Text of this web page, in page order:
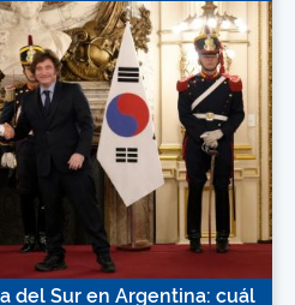
del Sur en Argentina: cuál